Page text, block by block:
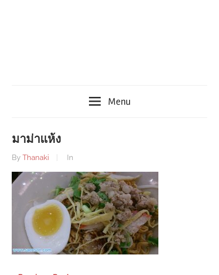
Menu
มาม่าแห้ง
By Thanaki In